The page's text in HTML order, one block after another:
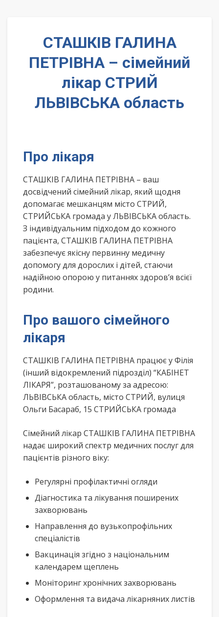
СТАШКІВ ГАЛИНА
ПЕТРІВНА – сімейний
лікар СТРИЙ
ЛЬВІВСЬКА область
Про лікаря
СТАШКІВ ГАЛИНА ПЕТРІВНА – ваш
досвідчений сімейний лікар, який щодня
допомагає мешканцям місто СТРИЙ,
СТРИЙСЬКА громада у ЛЬВІВСЬКА область.
З індивідуальним підходом до кожного
пацієнта, СТАШКІВ ГАЛИНА ПЕТРІВНА
забезпечує якісну первинну медичну
допомогу для дорослих і дітей, стаючи
надійною опорою у питаннях здоров’я всієї
родини.
Про вашого сімейного
лікаря
СТАШКІВ ГАЛИНА ПЕТРІВНА працює у Філія
(інший відокремлений підрозділ) “КАБІНЕТ
ЛІКАРЯ”, розташованому за адресою:
ЛЬВІВСЬКА область, місто СТРИЙ, вулиця
Ольги Басараб, 15 СТРИЙСЬКА громада
Сімейний лікар СТАШКІВ ГАЛИНА ПЕТРІВНА
надає широкий спектр медичних послуг для
пацієнтів різного віку:
Регулярні профілактичні огляди
Діагностика та лікування поширених
захворювань
Направлення до вузькопрофільних
спеціалістів
Вакцинація згідно з національним
календарем щеплень
Моніторинг хронічних захворювань
Оформлення та видача лікарняних листів